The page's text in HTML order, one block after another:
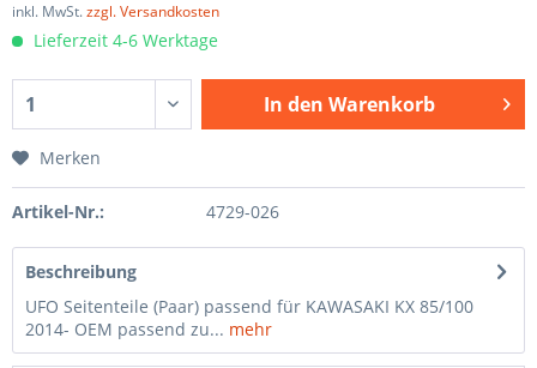
inkl. MwSt.zzgl. Versandkosten
Lieferzeit 4-6 Werktage
In den Warenkorb
Merken
Artikel-Nr.: 4729-026
Beschreibung
UFO Seitenteile (Paar) passend für KAWASAKI KX 85/100
2014- OEM passend zu... mehr